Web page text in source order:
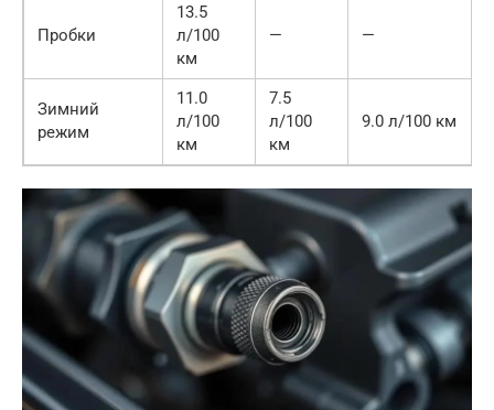
Пробки
13.5
л/100
км
— —
Зимний
режим
11.0
л/100
км
7.5
л/100
км
9.0 л/100 км